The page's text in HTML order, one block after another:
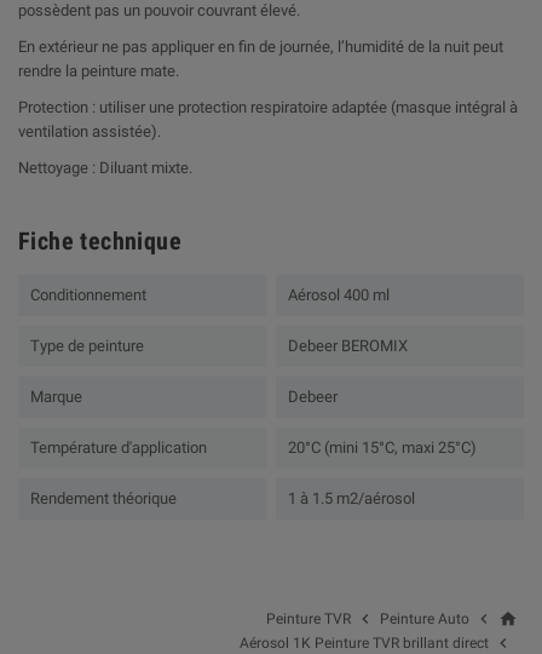
possèdent pas un pouvoir couvrant élevé.
En extérieur ne pas appliquer en fin de journée, l’humidité de la nuit peut
rendre la peinture mate.
Protection : utiliser une protection respiratoire adaptée (masque intégral à
ventilation assistée).
Nettoyage : Diluant mixte.
Fiche technique
Conditionnement Aérosol 400 ml
Type de peinture Debeer BEROMIX
Marque Debeer
Température d'application 20°C (mini 15°C, maxi 25°C)
Rendement théorique 1 à 1.5 m2/aérosol
home

Peinture Auto

Peinture TVR

Aérosol 1K Peinture TVR brillant direct